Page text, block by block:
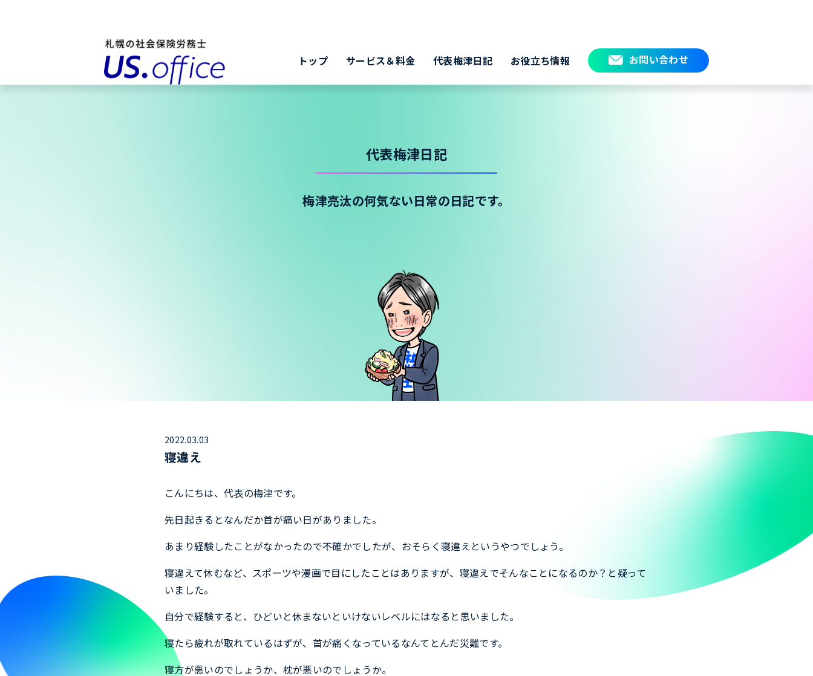
トップ サービス＆料金 代表梅津日記 お役立ち情報 お問い合わせ
代表梅津日記
梅津亮汰の何気ない日常の日記です。
2022.03.03
寝違え
こんにちは、代表の梅津です。
先日起きるとなんだか首が痛い日がありました。
あまり経験したことがなかったので不確かでしたが、おそらく寝違えというやつでしょう。
寝違えて休むなど、スポーツや漫画で目にしたことはありますが、寝違えでそんなことになるのか？と疑って
いました。
自分で経験すると、ひどいと休まないといけないレベルにはなると思いました。
寝たら疲れが取れているはずが、首が痛くなっているなんてとんだ災難です。
寝方が悪いのでしょうか、枕が悪いのでしょうか。